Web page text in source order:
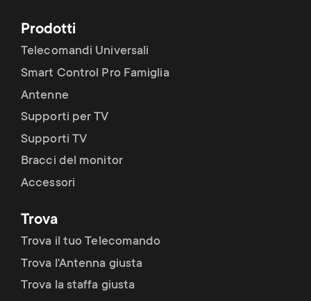
Prodotti
Telecomandi Universali
Smart Control Pro Famiglia
Antenne
Supporti per TV
Supporti TV
Bracci del monitor
Accessori
Trova
Trova il tuo Telecomando
Trova l'Antenna giusta
Trova la staffa giusta